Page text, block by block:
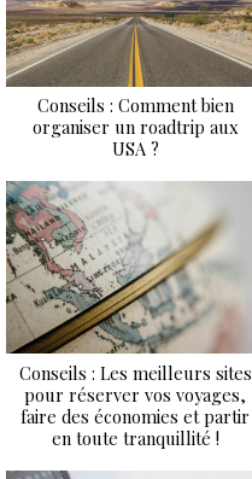
Conseils : Comment bien
organiser un roadtrip aux
USA ?
Conseils : Les meilleurs sites
pour réserver vos voyages,
faire des économies et partir
en toute tranquillité !